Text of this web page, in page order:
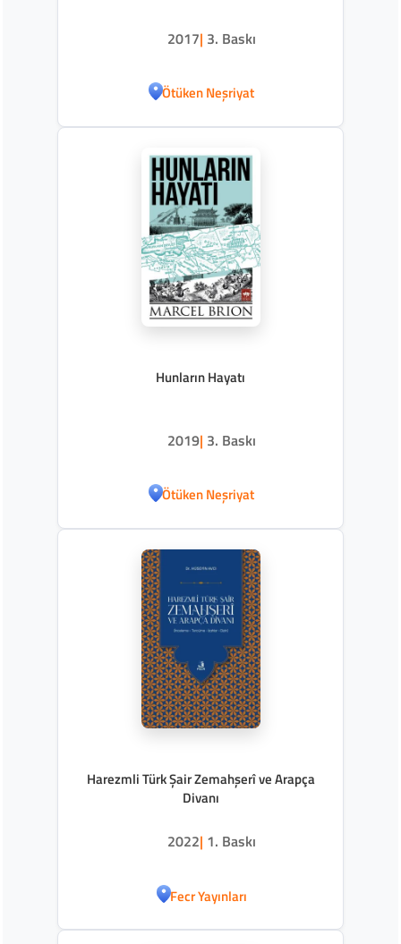
2017| 3. Baskı
Ötüken Neşriyat
Hunların Hayatı
2019| 3. Baskı
Ötüken Neşriyat
Harezmli Türk Şair Zemahşerî ve Arapça
Divanı
2022| 1. Baskı
Fecr Yayınları